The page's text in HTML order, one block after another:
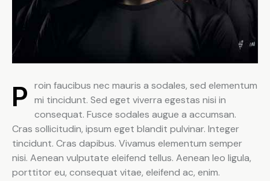
Proin faucibus nec mauris a sodales, sed elementum mi tincidunt. Sed eget viverra egestas nisi in
consequat. Fusce sodales augue a accumsan.
Cras sollicitudin, ipsum eget blandit pulvinar. Integer
tincidunt. Cras dapibus. Vivamus elementum semper
nisi. Aenean vulputate eleifend tellus. Aenean leo ligula,
porttitor eu, consequat vitae, eleifend ac, enim.